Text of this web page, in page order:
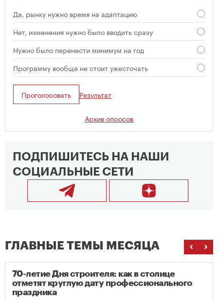
Да, рынку нужно время на адаптацию
Нет, изменения нужно было вводить сразу
Нужно было перенести минимум на год
Программу вообще не стоит ужесточать
Проголосовать Результат
Архив опросов
ПОДПИШИТЕСЬ НА НАШИ
СОЦИАЛЬНЫЕ СЕТИ
ГЛАВНЫЕ ТЕМЫ МЕСЯЦА
70-летие Дня строителя: как в столице
отметят круглую дату профессионального
праздника